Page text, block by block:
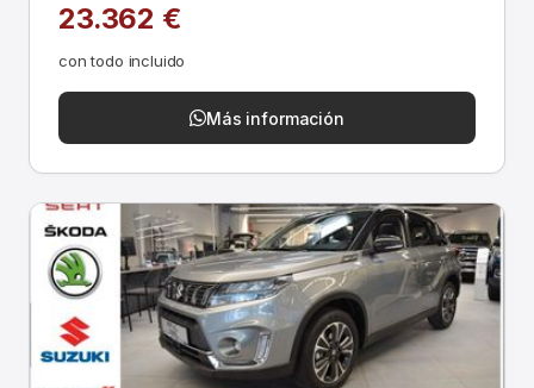
23.362 €
con todo incluido
Más información